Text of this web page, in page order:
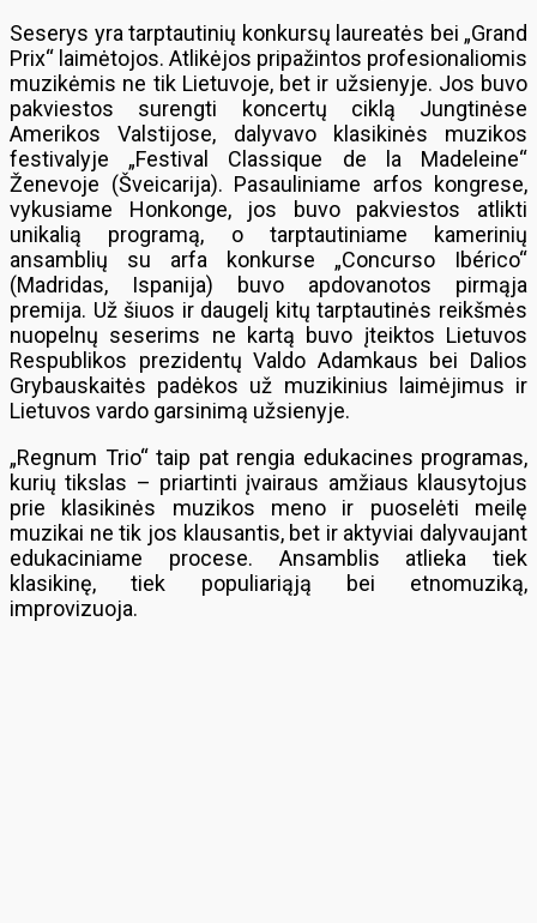
Seserys yra tarptautinių konkursų laureatės bei „Grand
Prix“ laimėtojos. Atlikėjos pripažintos profesionaliomis
muzikėmis ne tik Lietuvoje, bet ir užsienyje. Jos buvo
pakviestos surengti koncertų ciklą Jungtinėse
Amerikos Valstijose, dalyvavo klasikinės muzikos
festivalyje „Festival Classique de la Madeleine“
Ženevoje (Šveicarija). Pasauliniame arfos kongrese,
vykusiame Honkonge, jos buvo pakviestos atlikti
unikalią programą, o tarptautiniame kamerinių
ansamblių su arfa konkurse „Concurso Ibérico“
(Madridas, Ispanija) buvo apdovanotos pirmąja
premija. Už šiuos ir daugelį kitų tarptautinės reikšmės
nuopelnų seserims ne kartą buvo įteiktos Lietuvos
Respublikos prezidentų Valdo Adamkaus bei Dalios
Grybauskaitės padėkos už muzikinius laimėjimus ir
Lietuvos vardo garsinimą užsienyje.
„Regnum Trio“ taip pat rengia edukacines programas,
kurių tikslas – priartinti įvairaus amžiaus klausytojus
prie klasikinės muzikos meno ir puoselėti meilę
muzikai ne tik jos klausantis, bet ir aktyviai dalyvaujant
edukaciniame procese. Ansamblis atlieka tiek
klasikinę, tiek populiariąją bei etnomuziką,
improvizuoja.